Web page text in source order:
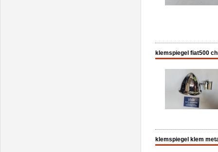
klemspiegel fiat500
klemspiegel klem